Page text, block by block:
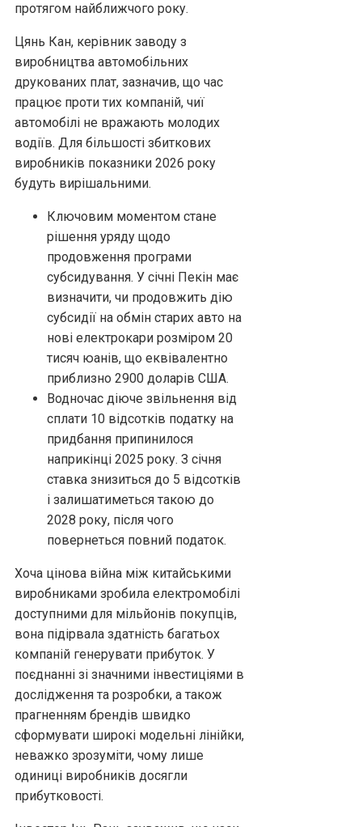
протягом найближчого року.
Цянь Кан, керівник заводу з
виробництва автомобільних
друкованих плат, зазначив, що час
працює проти тих компаній, чиї
автомобілі не вражають молодих
водіїв. Для більшості збиткових
виробників показники 2026 року
будуть вирішальними.
Ключовим моментом стане
рішення уряду щодо
продовження програми
субсидування. У січні Пекін має
визначити, чи продовжить дію
субсидії на обмін старих авто на
нові електрокари розміром 20
тисяч юанів, що еквівалентно
приблизно 2900 доларів США.
Водночас діюче звільнення від
сплати 10 відсотків податку на
придбання припинилося
наприкінці 2025 року. З січня
ставка знизиться до 5 відсотків
і залишатиметься такою до
2028 року, після чого
повернеться повний податок.
Хоча цінова війна між китайськими
виробниками зробила електромобілі
доступними для мільйонів покупців,
вона підірвала здатність багатьох
компаній генерувати прибуток. У
поєднанні зі значними інвестиціями в
дослідження та розробки, а також
прагненням брендів швидко
сформувати широкі модельні лінійки,
неважко зрозуміти, чому лише
одиниці виробників досягли
прибутковості.